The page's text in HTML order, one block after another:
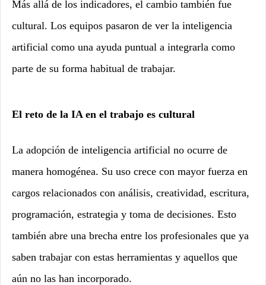
Más allá de los indicadores, el cambio también fue
cultural. Los equipos pasaron de ver la inteligencia
artificial como una ayuda puntual a integrarla como
parte de su forma habitual de trabajar.
El reto de la IA en el trabajo es cultural
La adopción de inteligencia artificial no ocurre de
manera homogénea. Su uso crece con mayor fuerza en
cargos relacionados con análisis, creatividad, escritura,
programación, estrategia y toma de decisiones. Esto
también abre una brecha entre los profesionales que ya
saben trabajar con estas herramientas y aquellos que
aún no las han incorporado.